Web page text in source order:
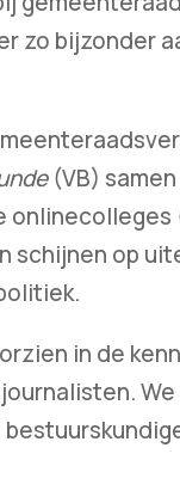
zo bijzonder
(VB)
schijnen op
in de